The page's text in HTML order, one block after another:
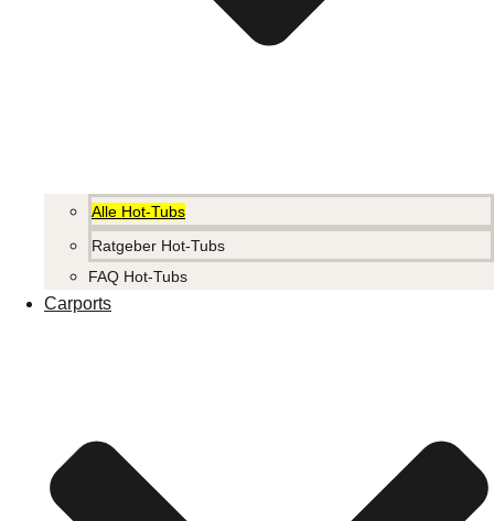
Alle Hot-Tubs
Ratgeber Hot-Tubs
FAQ Hot-Tubs
Carports